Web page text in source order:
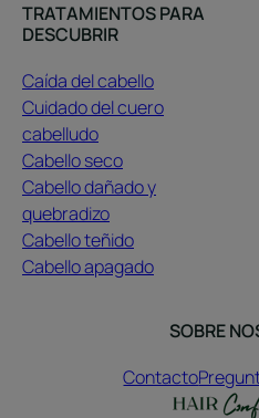
TRATAMIENTOS PARA
DESCUBRIR
Caída del cabello
Cuidado del cuero
cabelludo
Cabello seco
Cabello dañado y
quebradizo
Cabello teñido
Cabello apagado
SOBRE
Contacto